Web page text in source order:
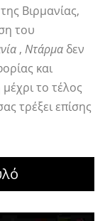
Βιρμανίας,
του
, Ντάρμα δεν
και
το τέλος
τρέξει επίσης